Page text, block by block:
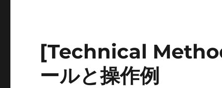
[Technical
ールと操作例